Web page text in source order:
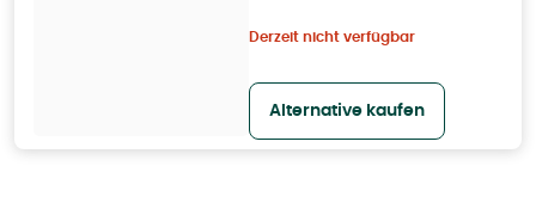
Derzeit nicht verfügbar
Alternative kaufen